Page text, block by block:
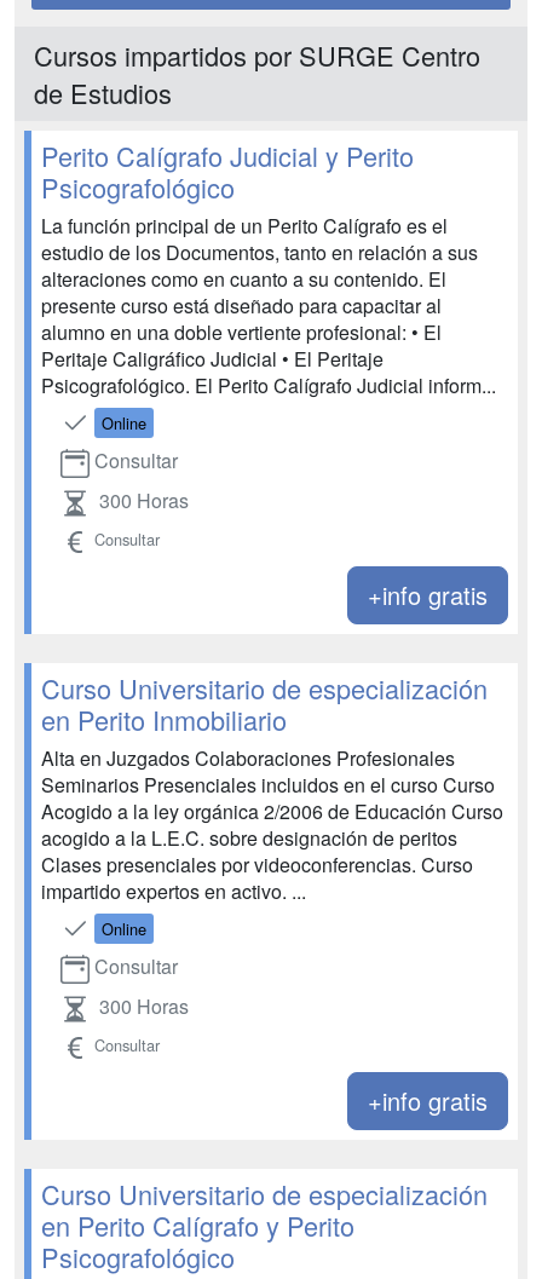
Cursos impartidos por SURGE Centro
de Estudios
Perito Calígrafo Judicial y Perito
Psicografológico
La función principal de un Perito Calígrafo es el
estudio de los Documentos, tanto en relación a sus
alteraciones como en cuanto a su contenido. El
presente curso está diseñado para capacitar al
alumno en una doble vertiente profesional: • El
Peritaje Caligráfico Judicial • El Peritaje
Psicografológico. El Perito Calígrafo Judicial inform...
Online
Consultar
300 Horas
Consultar
+info gratis
Curso Universitario de especialización
en Perito Inmobiliario
Alta en Juzgados Colaboraciones Profesionales
Seminarios Presenciales incluidos en el curso Curso
Acogido a la ley orgánica 2/2006 de Educación Curso
acogido a la L.E.C. sobre designación de peritos
Clases presenciales por videoconferencias. Curso
impartido expertos en activo. ...
Online
Consultar
300 Horas
Consultar
+info gratis
Curso Universitario de especialización
en Perito Calígrafo y Perito
Psicografológico